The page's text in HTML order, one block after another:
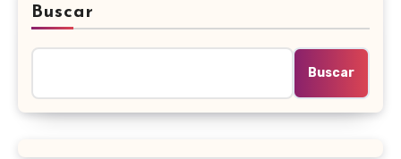
Buscar
Buscar